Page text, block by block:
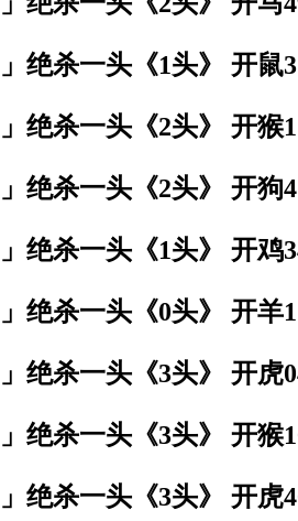
绝杀一头《1头》 开鼠
绝杀一头《2头》 开猴
绝杀一头《2头》 开狗
绝杀一头《1头》 开鸡
绝杀一头《0头》 开羊
绝杀一头《3头》 开虎
绝杀一头《3头》 开猴
绝杀一头《3头》 开虎